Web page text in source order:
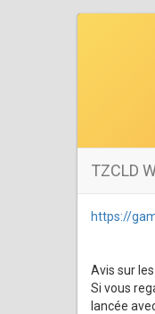
TZCLD
https://
Avis sur
Si vous
lancée